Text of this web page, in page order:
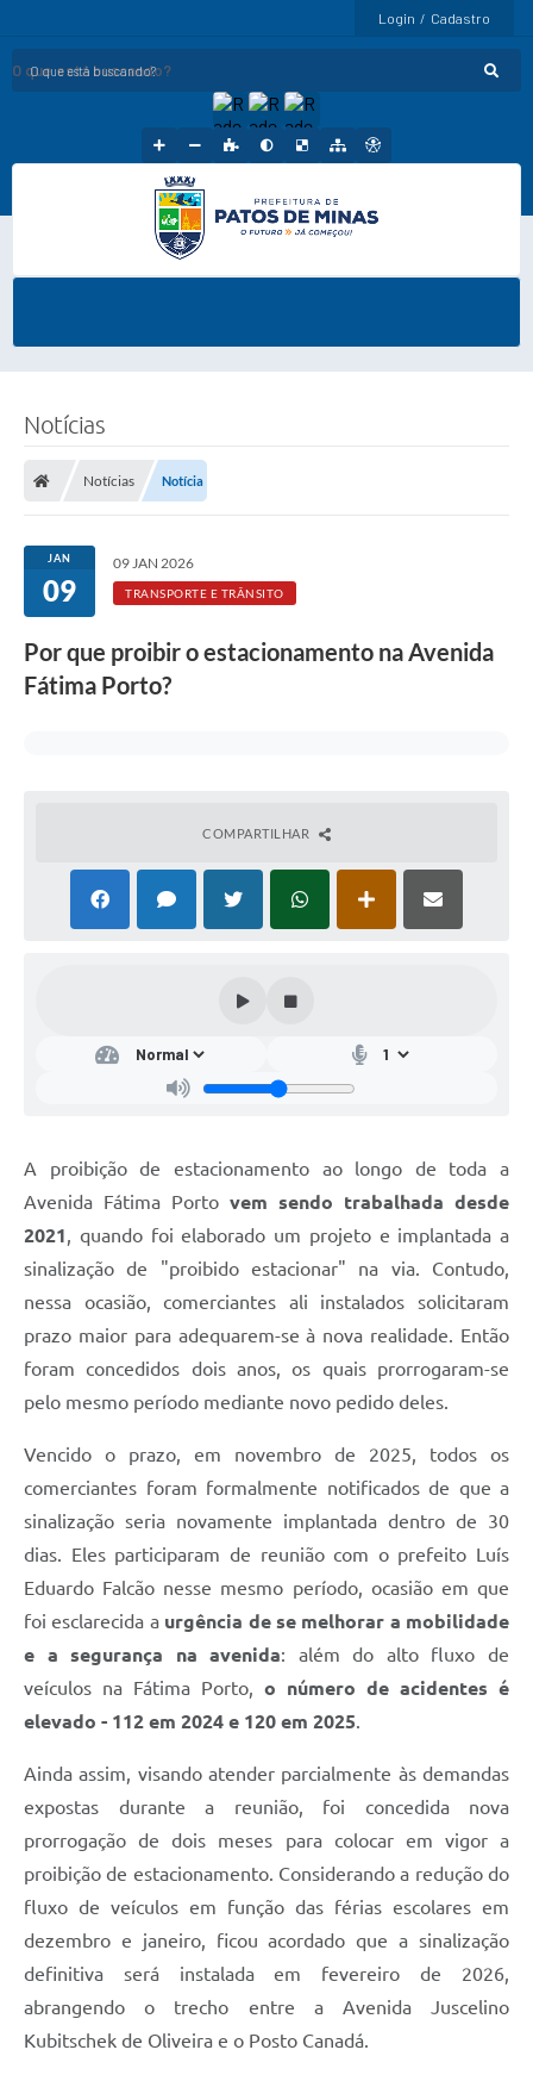
Login / Cadastro
O que está buscando?
Notícias
Notícias Notícia
JAN
09
09 JAN 2026
TRANSPORTE E TRÂNSITO
Por que proibir o estacionamento na Avenida
Fátima Porto?
COMPARTILHAR
A proibição de estacionamento ao longo de toda a
Avenida Fátima Porto vem sendo trabalhada desde
2021, quando foi elaborado um projeto e implantada a
sinalização de "proibido estacionar" na via. Contudo,
nessa ocasião, comerciantes ali instalados solicitaram
prazo maior para adequarem-se à nova realidade. Então
foram concedidos dois anos, os quais prorrogaram-se
pelo mesmo período mediante novo pedido deles.
Vencido o prazo, em novembro de 2025, todos os
comerciantes foram formalmente notificados de que a
sinalização seria novamente implantada dentro de 30
dias. Eles participaram de reunião com o prefeito Luís
Eduardo Falcão nesse mesmo período, ocasião em que
foi esclarecida a urgência de se melhorar a mobilidade
e a segurança na avenida: além do alto fluxo de
veículos na Fátima Porto, o número de acidentes é
elevado - 112 em 2024 e 120 em 2025.
Ainda assim, visando atender parcialmente às demandas
expostas durante a reunião, foi concedida nova
prorrogação de dois meses para colocar em vigor a
proibição de estacionamento. Considerando a redução do
fluxo de veículos em função das férias escolares em
dezembro e janeiro, ficou acordado que a sinalização
definitiva será instalada em fevereiro de 2026,
abrangendo o trecho entre a Avenida Juscelino
Kubitschek de Oliveira e o Posto Canadá.